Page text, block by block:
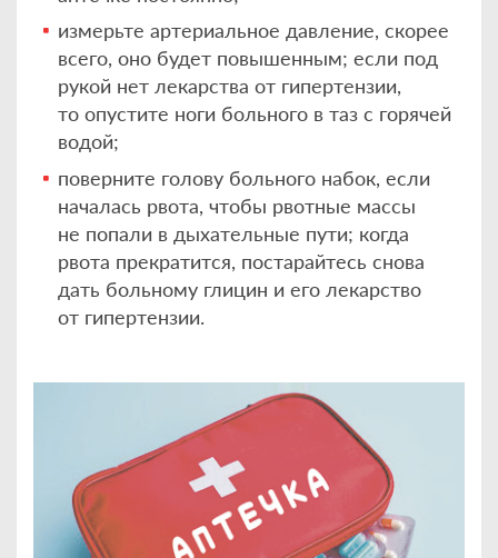
измерьте артериальное давление, скорее
всего, оно будет повышенным; если под
рукой нет лекарства от гипертензии,
то опустите ноги больного в таз с горячей
водой;
поверните голову больного набок, если
началась рвота, чтобы рвотные массы
не попали в дыхательные пути; когда
рвота прекратится, постарайтесь снова
дать больному глицин и его лекарство
от гипертензии.